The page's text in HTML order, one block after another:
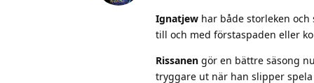
Ignatjew har både storleken och
till och med förstaspaden eller
Rissanen gör en bättre säsong
tryggare ut när han slipper